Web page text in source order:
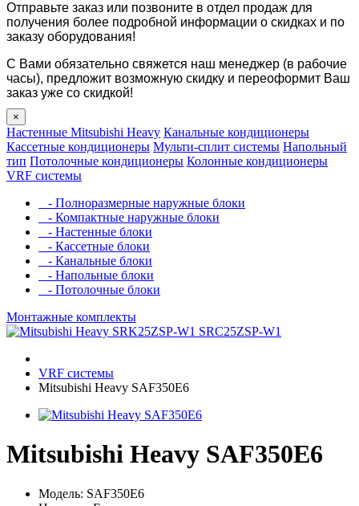
Отправьте заказ или позвоните в отдел продаж для
получения более подробной информации о скидках и по
заказу оборудования!
С Вами обязательно свяжется наш менеджер (в рабочие
часы), предложит возможную скидку и переоформит Ваш
заказ уже со скидкой!
×
Настенные Mitsubishi Heavy Канальные кондиционеры
Кассетные кондиционеры Мульти-сплит системы Напольный
тип Потолочные кондиционеры Колонные кондиционеры
VRF системы
- Полноразмерные наружные блоки
- Компактные наружные блоки
- Настенные блоки
- Кассетные блоки
- Канальные блоки
- Напольные блоки
- Потолочные блоки
Монтажные комплекты
VRF системы
Mitsubishi Heavy SAF350E6
Mitsubishi Heavy SAF350E6
Модель: SAF350E6